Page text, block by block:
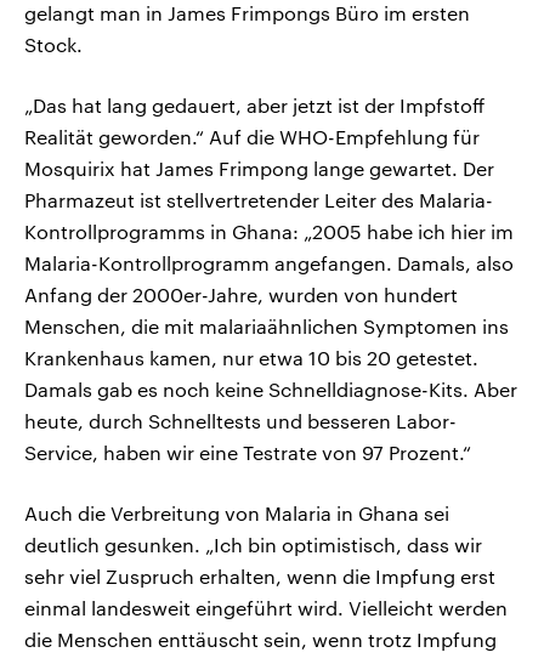
gelangt man in James Frimpongs Büro im ersten
Stock.
„Das hat lang gedauert, aber jetzt ist der Impfstoff
Realität geworden.“ Auf die WHO-Empfehlung für
Mosquirix hat James Frimpong lange gewartet. Der
Pharmazeut ist stellvertretender Leiter des Malaria-
Kontrollprogramms in Ghana: „2005 habe ich hier im
Malaria-Kontrollprogramm angefangen. Damals, also
Anfang der 2000er-Jahre, wurden von hundert
Menschen, die mit malariaähnlichen Symptomen ins
Krankenhaus kamen, nur etwa 10 bis 20 getestet.
Damals gab es noch keine Schnelldiagnose-Kits. Aber
heute, durch Schnelltests und besseren Labor-
Service, haben wir eine Testrate von 97 Prozent.“
Auch die Verbreitung von Malaria in Ghana sei
deutlich gesunken. „Ich bin optimistisch, dass wir
sehr viel Zuspruch erhalten, wenn die Impfung erst
einmal landesweit eingeführt wird. Vielleicht werden
die Menschen enttäuscht sein, wenn trotz Impfung